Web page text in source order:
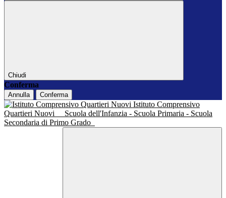
Chiudi
Conferma
Annulla Conferma
Istituto Comprensivo
Quartieri Nuovi
Scuola dell'Infanzia - Scuola Primaria - Scuola
Secondaria di Primo Grado